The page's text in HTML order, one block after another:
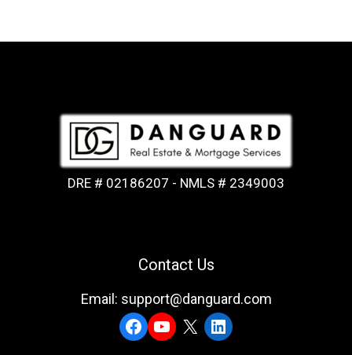
DRE # 02186207 - NMLS # 2349003
Contact Us
Email: support@danguard.com
Facebook
YouTube
X LinkedIn